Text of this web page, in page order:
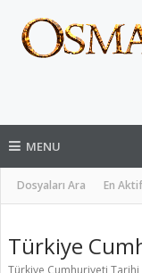
MENU
Dosyaları Ara En
Türkiye
Türkiye Cumhuriyeti